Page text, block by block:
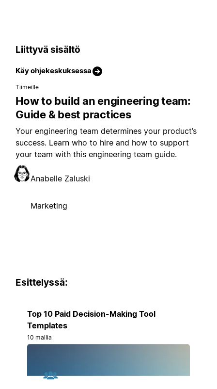
Liittyvä sisältö
Käy ohjekeskuksessa
Tiimeille
How to build an engineering team:
Guide & best practices
Your engineering team determines your product’s
success. Learn who to hire and how to support
your team with this engineering team guide.
Anabelle Zaluski
Marketing
Esittelyssä:
Top 10 Paid Decision-Making Tool
Templates
10 mallia